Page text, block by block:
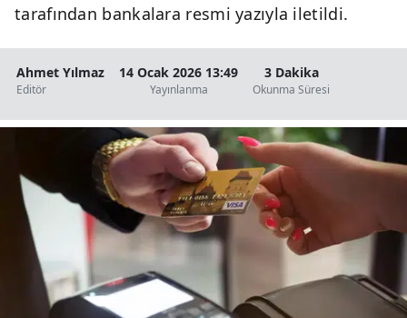
tarafından bankalara resmi yazıyla iletildi.
Ahmet Yılmaz
Editör
14 Ocak 2026 13:49
Yayınlanma
3 Dakika
Okunma Süresi